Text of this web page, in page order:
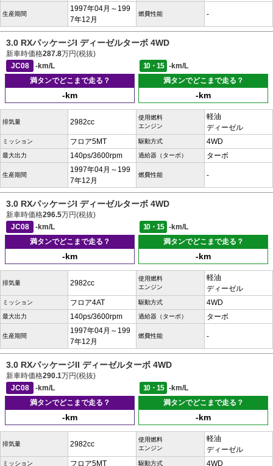
生産期間
1997年04月～199
7年12月
燃費性能 -
3.0 RXパッケージI ディーゼルターボ 4WD
新車時価格287.8万円(税抜)
JC08
-km/L 10・15
-km/L
満タンでどこまで走る？
-km
満タンでどこまで走る？
-km
排気量 2982cc
使用燃料
エンジン
軽油
ディーゼル
ミッション フロア5MT 駆動方式 4WD
最大出力 140ps/3600rpm 過給器（ターボ） ターボ
生産期間
1997年04月～199
7年12月
燃費性能 -
3.0 RXパッケージI ディーゼルターボ 4WD
新車時価格296.5万円(税抜)
JC08
-km/L 10・15
-km/L
満タンでどこまで走る？
-km
満タンでどこまで走る？
-km
排気量 2982cc
使用燃料
エンジン
軽油
ディーゼル
ミッション フロア4AT 駆動方式 4WD
最大出力 140ps/3600rpm 過給器（ターボ） ターボ
生産期間
1997年04月～199
7年12月
燃費性能 -
3.0 RXパッケージII ディーゼルターボ 4WD
新車時価格290.1万円(税抜)
JC08
-km/L 10・15
-km/L
満タンでどこまで走る？
-km
満タンでどこまで走る？
-km
排気量 2982cc
使用燃料
エンジン
軽油
ディーゼル
ミッション フロア5MT 駆動方式 4WD